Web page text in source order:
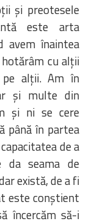
și preotesele
este arta
avem înaintea
cu alții
pe alții. Am în
și multe din
și ni se cere
până în partea
de a
da seama de
există, de a fi
este conștient
încercăm să-i